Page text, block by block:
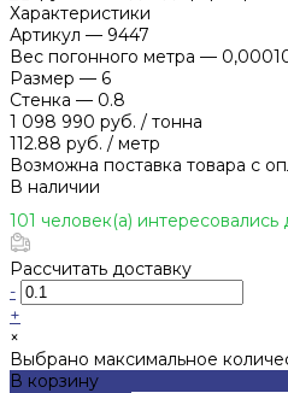
Характеристики
Артикул — 9447
Вес погонного метра —
Размер — 6
Стенка — 0.8
1 098 990 руб. / тонна
112.88 руб. / метр
Возможна поставка товара с
В наличии
101 человек(а)
Рассчитать доставку
-
+
×
Выбрано максимальное
В корзину